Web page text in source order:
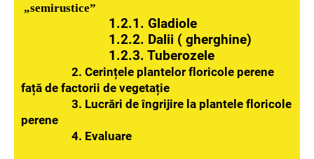
„semirustice”
1.2.1. Gladiole
1.2.2. Dalii ( gherghine)
1.2.3. Tuberozele
2. Cerințele plantelor floricole perene
față de factorii de vegetație
3. Lucrări de îngrijire la plantele floricole
perene
4. Evaluare